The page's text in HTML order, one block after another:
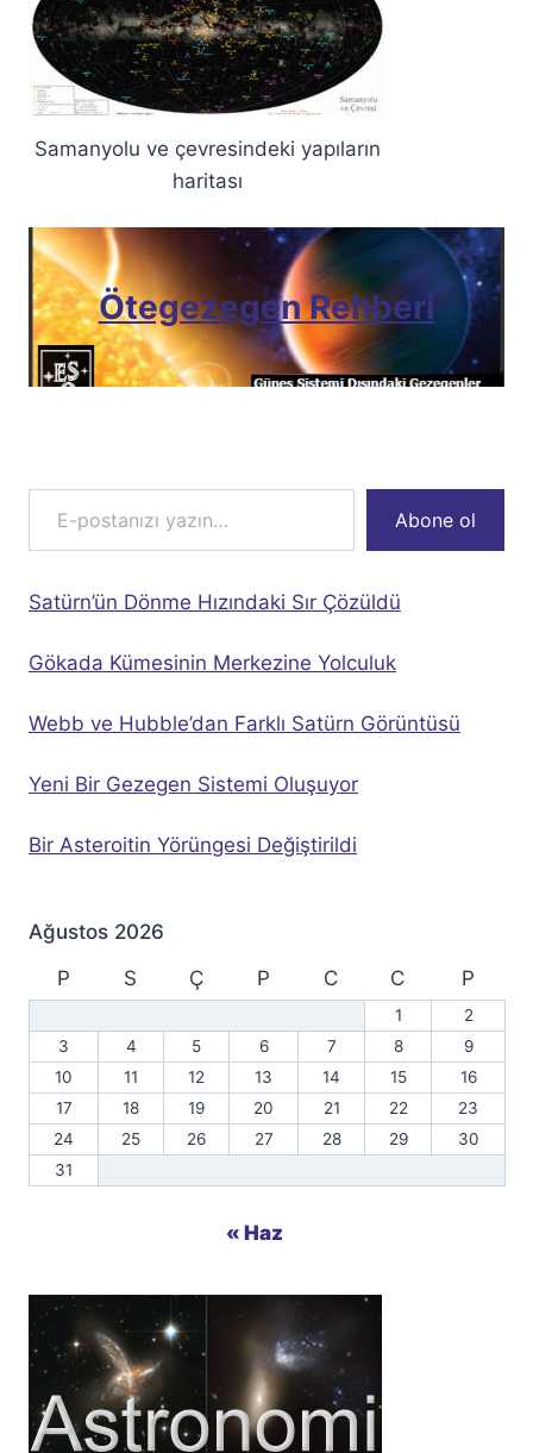
Samanyolu ve çevresindeki yapıların
haritası
Ötegezegen Rehberi
E-postanızı yazın…
Abone ol
Satürn’ün Dönme Hızındaki Sır Çözüldü
Gökada Kümesinin Merkezine Yolculuk
Webb ve Hubble’dan Farklı Satürn Görüntüsü
Yeni Bir Gezegen Sistemi Oluşuyor
Bir Asteroitin Yörüngesi Değiştirildi
Ağustos 2026
P
S Ç P C C P
1
2
3
4 5 6 7 8
9
10
11 12 13 14 15
16
17
18 19 20 21 22
23
24
25 26 27 28 29
30
31
« Haz